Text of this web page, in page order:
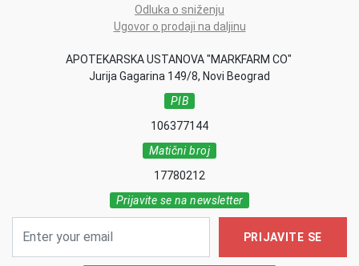
Odluka o sniženju
Ugovor o prodaji na daljinu
APOTEKARSKA USTANOVA "MARKFARM CO"
Jurija Gagarina 149/8, Novi Beograd
PIB
106377144
Matični broj
17780212
Prijavite se na newsletter
PRIJAVITE SE